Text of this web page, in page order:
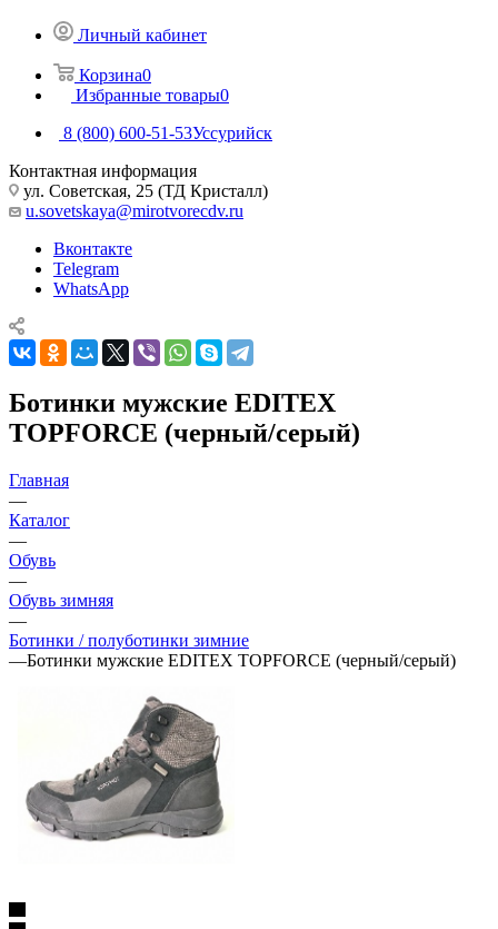
Личный кабинет
Корзина0
Избранные товары0
8 (800) 600-51-53Уссурийск
Контактная информация
ул. Советская, 25 (ТД Кристалл)
u.sovetskaya@mirotvorecdv.ru
Вконтакте
Telegram
WhatsApp
Ботинки мужские EDITEX
TOPFORCE (черный/серый)
Главная
—
Каталог
—
Обувь
—
Обувь зимняя
—
Ботинки / полуботинки зимние
—Ботинки мужские EDITEX TOPFORCE (черный/серый)